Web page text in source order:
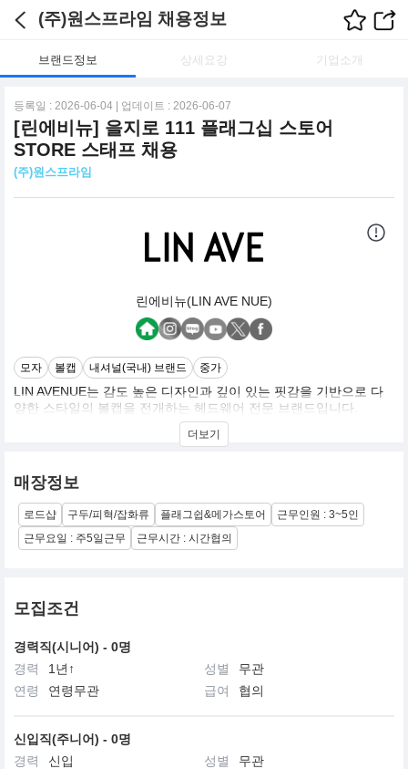
(주)원스프라임 채용정보
브랜드정보 상세요강 기업소개
등록일 : 2026-06-04 | 업데이트 : 2026-06-07
[린에비뉴] 을지로 111 플래그십 스토어
STORE 스태프 채용
(주)원스프라임
린에비뉴(LIN AVE NUE)
모자 볼캡 내셔널(국내) 브랜드 중가
LIN AVENUE는 감도 높은 디자인과 깊이 있는 핏감을 기반으로 다
양한 스타일의 볼캡을 전개하는 헤드웨어 전문 브랜드입니다.
단순한 패션 아이템을 넘어, 하나의 문화로서 ‘캡’을 재해석하며 빠
2024년 17억, 2025년 65억 매출을 기록하며 국내 헤드웨어 시장에
서 가장 빠르게 성장하는 브랜드 중 하나로 자리잡았습니다.
현재 을지로111에 100평 규모의 플래그십 스토어 오픈을 준비 중이
며, 다양한 아티스트 및 브랜드와의 협업도 전개하고 있습니다.
더보기
매장정보
로드샵 구두/피혁/잡화류 플래그쉽&메가스토어
근무인원 : 3~5인
근무요일 : 주5일근무
근무시간 : 시간협의
모집조건
경력직(시니어) - 0명
경력
1년↑ 성별
무관
연령
연령무관 급여 협의
신입직(주니어) - 0명
경력
신입 성별
무관